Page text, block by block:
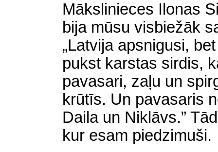
Mākslinieces Ilonas
bija mūsu visbiežāk
„Latvija apsnigusi,
pukst karstas sirdis,
pavasari, zaļu un
krūtīs. Un pavasaris
Daila un Niklāvs.”
kur esam piedzimuši.